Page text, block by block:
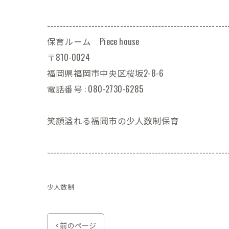
保育ルーム Piece house
〒810-0024
福岡県福岡市中央区桜坂2-8-6
電話番号 : 080-2730-6285
笑顔溢れる福岡市の少人数制保育
少人数制
< 前のページ